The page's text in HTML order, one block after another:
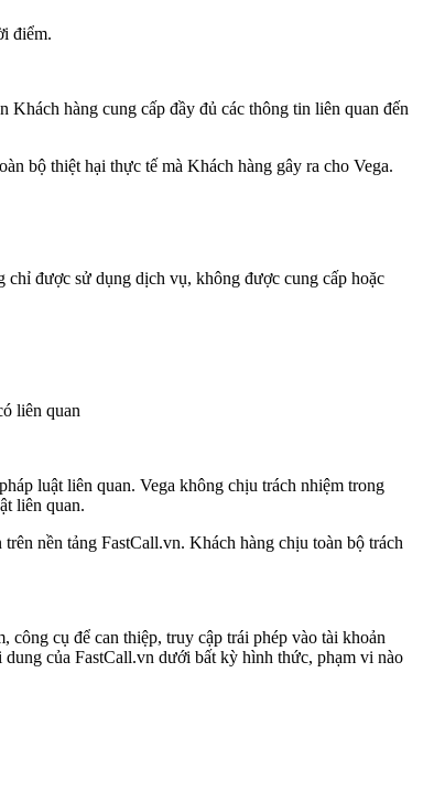
điểm.
hàng cung cấp đầy đủ các thông tin liên quan đến
bộ thiệt hại thực tế mà Khách hàng gây ra cho Vega.
được sử dụng dịch vụ, không được cung cấp hoặc
liên quan
luật liên quan. Vega không chịu trách nhiệm trong
liên quan.
nền tảng FastCall.vn. Khách hàng chịu toàn bộ trách
cụ để can thiệp, truy cập trái phép vào tài khoản
của FastCall.vn dưới bất kỳ hình thức, phạm vi nào